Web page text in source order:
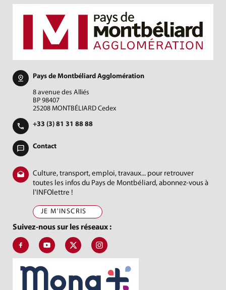
Pays de Montbéliard Agglomération
8 avenue des Alliés
BP 98407
25208 MONTBÉLIARD Cedex
+33 (3) 81 31 88 88
Contact
Culture, transport, emploi, travaux... pour retrouver
toutes les infos du Pays de Montbéliard, abonnez-vous à
l'INFOlettre !
JE M'INSCRIS
Suivez-nous sur les réseaux :
Suivez-nous sur Facebook, J'aime le Pays de Montbéliard
Suivez-nous sur Youtube, Pays de Montbéliard
Suivez-nous sur X, Pays de Montbéliard
Suivez-nous sur Instagram, Pays de